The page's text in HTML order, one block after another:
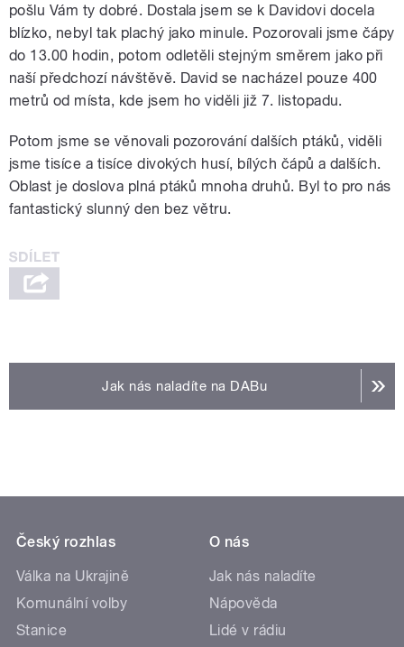
pošlu Vám ty dobré. Dostala jsem se k Davidovi docela
blízko, nebyl tak plachý jako minule. Pozorovali jsme čápy
do 13.00 hodin, potom odletěli stejným směrem jako při
naší předchozí návštěvě. David se nacházel pouze 400
metrů od místa, kde jsem ho viděli již 7. listopadu.
Potom jsme se věnovali pozorování dalších ptáků, viděli
jsme tisíce a tisíce divokých husí, bílých čápů a dalších.
Oblast je doslova plná ptáků mnoha druhů. Byl to pro nás
fantastický slunný den bez větru.
Jak nás naladíte na DABu
Český rozhlas
Válka na Ukrajině
Komunální volby
Stanice
O nás
Jak nás naladíte
Nápověda
Lidé v rádiu